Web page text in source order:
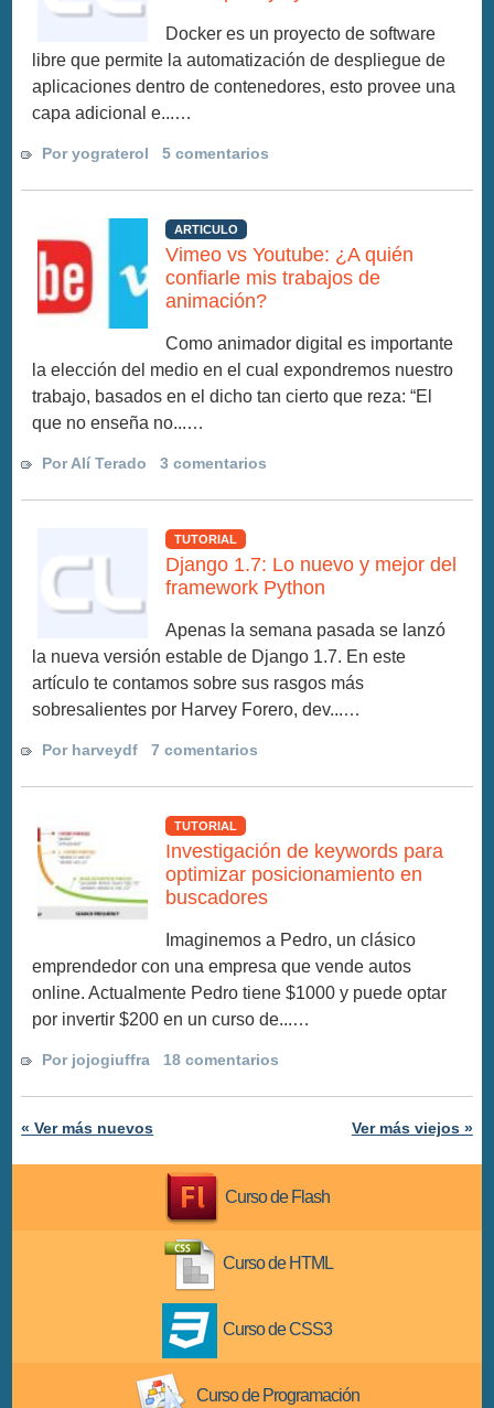
Docker es un proyecto de software
libre que permite la automatización de despliegue de
aplicaciones dentro de contenedores, esto provee una
capa adicional e...…
Por yograterol 5 comentarios
ARTICULO
Vimeo vs Youtube: ¿A quién
confiarle mis trabajos de
animación?
Como animador digital es importante
la elección del medio en el cual expondremos nuestro
trabajo, basados en el dicho tan cierto que reza: “El
que no enseña no...…
Por Alí Terado 3 comentarios
TUTORIAL
Django 1.7: Lo nuevo y mejor del
framework Python
Apenas la semana pasada se lanzó
la nueva versión estable de Django 1.7. En este
artículo te contamos sobre sus rasgos más
sobresalientes por Harvey Forero, dev...…
Por harveydf 7 comentarios
TUTORIAL
Investigación de keywords para
optimizar posicionamiento en
buscadores
Imaginemos a Pedro, un clásico
emprendedor con una empresa que vende autos
online. Actualmente Pedro tiene $1000 y puede optar
por invertir $200 en un curso de...…
Por jojogiuffra 18 comentarios
« Ver más nuevos Ver más viejos »
Curso de Flash
Curso de HTML
Curso de CSS3
Curso de Programación